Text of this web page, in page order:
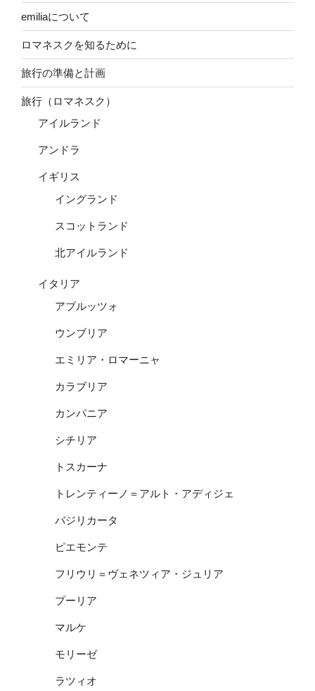
emiliaについて
ロマネスクを知るために
旅行の準備と計画
旅行（ロマネスク）
アイルランド
アンドラ
イギリス
イングランド
スコットランド
北アイルランド
イタリア
アブルッツォ
ウンブリア
エミリア・ロマーニャ
カラブリア
カンパニア
シチリア
トスカーナ
トレンティーノ＝アルト・アディジェ
バジリカータ
ピエモンテ
フリウリ＝ヴェネツィア・ジュリア
プーリア
マルケ
モリーゼ
ラツィオ